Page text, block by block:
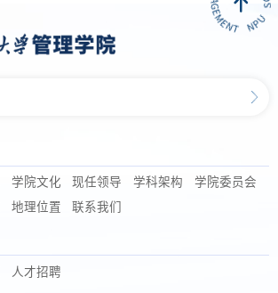
学院文化 现任领导 学科架构
学院委员会
地理位置 联系我们
人才招聘